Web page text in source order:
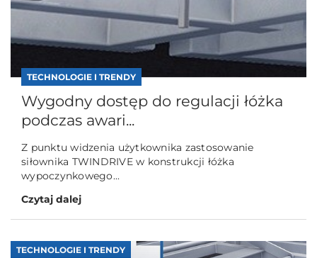
TECHNOLOGIE I TRENDY
Wygodny dostęp do regulacji łóżka
podczas awari...
Z punktu widzenia użytkownika zastosowanie
siłownika TWINDRIVE w konstrukcji łóżka
wypoczynkowego...
Czytaj dalej
TECHNOLOGIE I TRENDY